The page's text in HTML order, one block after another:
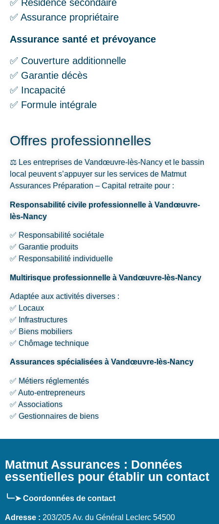
✅ Résidence secondaire
✅ Assurance propriétaire
Assurance santé et prévoyance
✅ Couverture additionnelle
✅ Garantie décès
✅ Incapacité
✅ Formule intégrale
Offres professionnelles
⚖️ Les entreprises de Vandœuvre-lès-Nancy et le bassin
local peuvent s’appuyer sur les services de Matmut
Assurances Préparation – Capital retraite pour :
Responsabilité civile professionnelle à Vandœuvre-
lès-Nancy
✅ Responsabilité sociétale
✅ Garantie produits
✅ Responsabilité individuelle
Multirisque professionnelle à Vandœuvre-lès-Nancy
Adaptée aux activités diverses :
✅ Locaux
✅ Infrastructures
✅ Biens mobiliers
✅ Chômage technique
Assurances spécialisées à Vandœuvre-lès-Nancy
✅ Métiers réglementés
✅ Auto-entrepreneurs
✅ Associations
✅ Gestionnaires de biens
Matmut Assurances : Données
essentielles pour établir un contact
╰┈➤ Coordonnées de contact
Adresse : 203/205 Av. du Général Leclerc 54500